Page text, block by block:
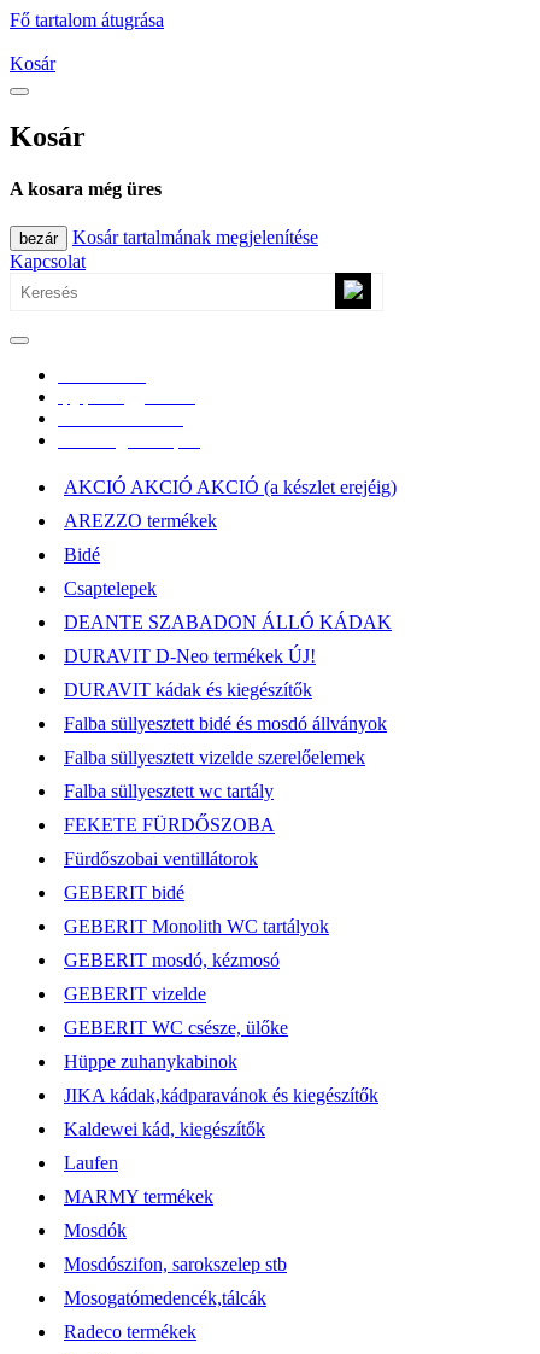
Fő tartalom átugrása
Kosár
Kosár
A kosara még üres
bezár
Kosár tartalmának megjelenítése
Kapcsolat
AKCIÓ AKCIÓ AKCIÓ (a készlet erejéig)
AREZZO termékek
Bidé
Csaptelepek
DEANTE SZABADON ÁLLÓ KÁDAK
DURAVIT D-Neo termékek ÚJ!
DURAVIT kádak és kiegészítők
Falba süllyesztett bidé és mosdó állványok
Falba süllyesztett vizelde szerelőelemek
Falba süllyesztett wc tartály
FEKETE FÜRDŐSZOBA
Fürdőszobai ventillátorok
GEBERIT bidé
GEBERIT Monolith WC tartályok
GEBERIT mosdó, kézmosó
GEBERIT vizelde
GEBERIT WC csésze, ülőke
Hüppe zuhanykabinok
JIKA kádak,kádparavánok és kiegészítők
Kaldewei kád, kiegészítők
Laufen
MARMY termékek
Mosdók
Mosdószifon, sarokszelep stb
Mosogatómedencék,tálcák
Radeco termékek